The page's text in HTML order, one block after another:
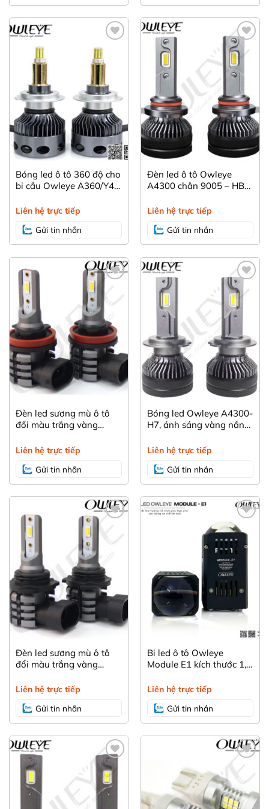
Đèn led T15- chuyên dụng cho đèn lùi
Bóng led ô tô 360 độ cho
bi cầu Owleye A360/Y4
Liên hệ trực tiếp
Gửi tin nhắn
Yêu
thích
Đèn led ô tô Owleye
A4300 chân 9005 – HB3,
bám đường, hỗ trợ đi
Liên hệ trực tiếp
Gửi tin nhắn
Đèn led sương mù ô tô
đổi màu trắng vàng
H8/H9/H11/H16
Liên hệ trực tiếp
Gửi tin nhắn
Yêu
thích
Bóng led Owleye A4300-
H7, ánh sáng vàng nắng
Liên hệ trực tiếp
Gửi tin nhắn
Đèn led sương mù ô tô
đổi màu trắng vàng
-9006
Liên hệ trực tiếp
Gửi tin nhắn
thích
Bi led ô tô Owleye
Module E1 kích thước 1,8
mẫu xe choá nhỏ
Liên hệ trực tiếp
Gửi tin nhắn
Yêu
thích